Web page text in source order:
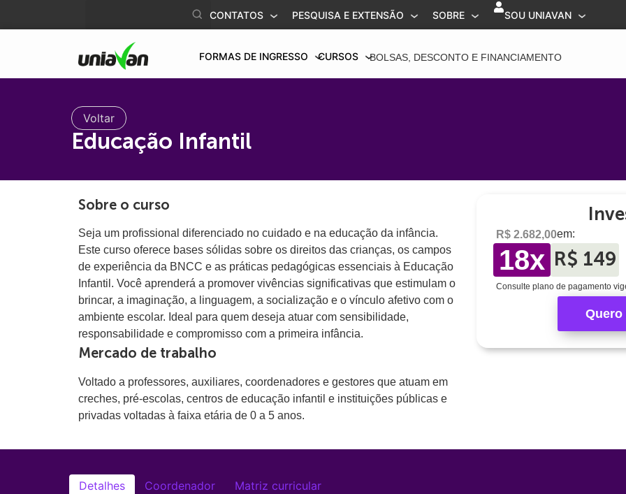
CONTATOS PESQUISA E EXTENSÃO SOBRE SOU UNIAVAN
FORMAS DE INGRESSO CURSOS BOLSAS, DESCONTO E FINANCIAMENTO
Voltar
Educação Infantil
Sobre o curso
Seja um profissional diferenciado no cuidado e na educação da infância.
Este curso oferece bases sólidas sobre os direitos das crianças, os campos
de experiência da BNCC e as práticas pedagógicas essenciais à Educação
Infantil. Você aprenderá a promover vivências significativas que estimulam o
brincar, a imaginação, a linguagem, a socialização e o vínculo afetivo com o
ambiente escolar. Ideal para quem deseja atuar com sensibilidade,
responsabilidade e compromisso com a primeira infância.
Mercado de trabalho
Voltado a professores, auxiliares, coordenadores e gestores que atuam em
creches, pré-escolas, centros de educação infantil e instituições públicas e
privadas voltadas à faixa etária de 0 a 5 anos.
R$ 2.682,00em:
18x R$ 149
Consulte plano de pagamento
Quero
Detalhes Coordenador Matriz curricular